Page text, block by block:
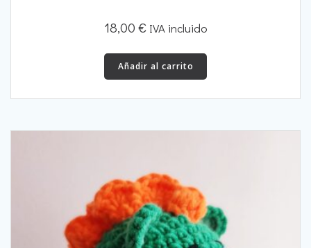
18,00 € IVA incluido
Añadir al carrito